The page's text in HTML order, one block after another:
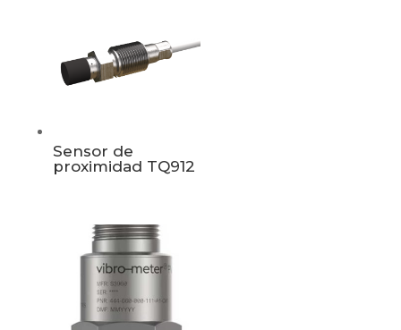
Sensor de
proximidad TQ912